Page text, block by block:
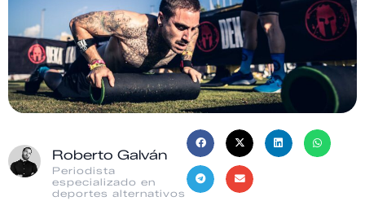
Roberto Galván
Periodista
especializado en
deportes alternativos